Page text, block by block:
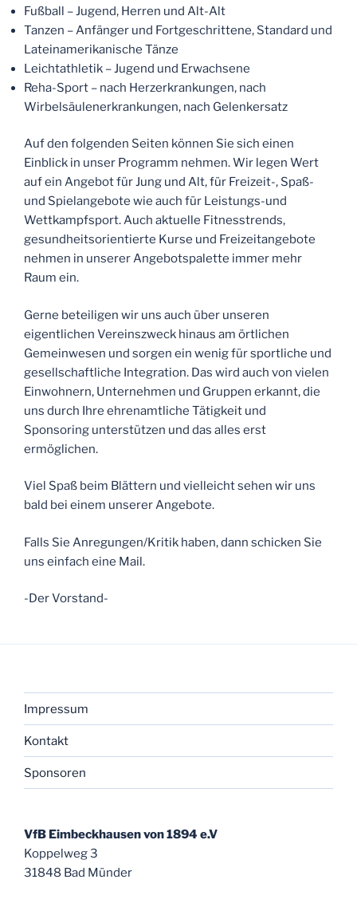
Fußball – Jugend, Herren und Alt-Alt
Tanzen – Anfänger und Fortgeschrittene, Standard und
Lateinamerikanische Tänze
Leichtathletik – Jugend und Erwachsene
Reha-Sport – nach Herzerkrankungen, nach
Wirbelsäulenerkrankungen, nach Gelenkersatz
Auf den folgenden Seiten können Sie sich einen
Einblick in unser Programm nehmen. Wir legen Wert
auf ein Angebot für Jung und Alt, für Freizeit-, Spaß-
und Spielangebote wie auch für Leistungs-und
Wettkampfsport. Auch aktuelle Fitnesstrends,
gesundheitsorientierte Kurse und Freizeitangebote
nehmen in unserer Angebotspalette immer mehr
Raum ein.
Gerne beteiligen wir uns auch über unseren
eigentlichen Vereinszweck hinaus am örtlichen
Gemeinwesen und sorgen ein wenig für sportliche und
gesellschaftliche Integration. Das wird auch von vielen
Einwohnern, Unternehmen und Gruppen erkannt, die
uns durch Ihre ehrenamtliche Tätigkeit und
Sponsoring unterstützen und das alles erst
ermöglichen.
Viel Spaß beim Blättern und vielleicht sehen wir uns
bald bei einem unserer Angebote.
Falls Sie Anregungen/Kritik haben, dann schicken Sie
uns einfach eine Mail.
-Der Vorstand-
Impressum
Kontakt
Sponsoren
VfB Eimbeckhausen von 1894 e.V
Koppelweg 3
31848 Bad Münder